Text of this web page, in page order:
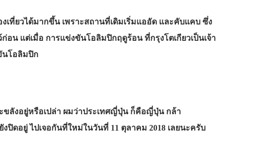
ที่ยวได้มากขึ้น เพราะสถานที่เดิมเริ่มแออัด และคับแคบ ซึ่ง
อน แต่เมื่อ การแข่งขันโอลิมปิกฤดูร้อน ที่กรุงโตเกียวเป็นเจ้า
นโอลิมปิก
ลังอยู่หรือเปล่า ผมว่าประเทศญี่ปุ่น ก็คือญี่ปุ่น กล้า
ปิดอยู่ ไปเจอกันที่ใหม่ในวันที่ 11 ตุลาคม 2018 เลยนะครับ